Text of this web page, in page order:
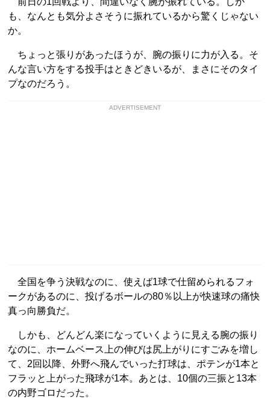
も、なんとも気分よさそうに振れているから驚くじゃない
か。
ちょっと張りがあったほうが、腕の振りに力が入る。そ
んな言い方をする投手はときどきいるが、まさにそのタイ
プなのだろう。
ADVERTISEMENT
全国を争う決戦なのに、使えば1球で仕留められるフォ
ークがあるのに、投げるボールの80％以上が快速球の痛快
真っ向勝負だ。
しかも、どんどん楽になっていくように見える腕の振り
なのに、ホームベース上の伸びは尻上がりにすごみを増し
て、2回以降、外野へ飛んでいった打球は、ポテンが1本と
フラッと上がった飛球が1本。あとは、10個の三振と13本
の内野ゴロだった。